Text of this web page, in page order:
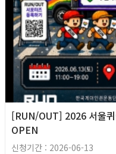
[RUN/OUT] 2026 서울
OPEN
신청기간 : 2026-06-13